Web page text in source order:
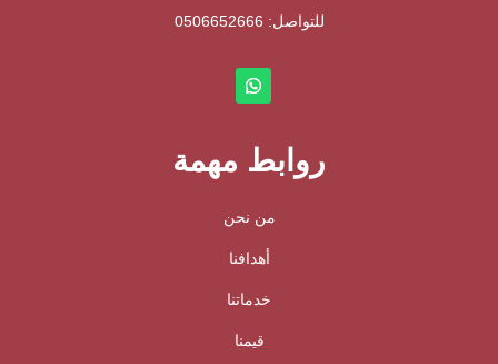
للتواصل: ⁦ 0506652666
روابط مهمة
من نحن
أهدافنا
خدماتنا
قيمنا